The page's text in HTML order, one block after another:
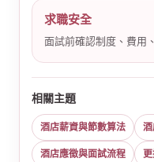
求職安全
面試前確認制度、費用
相關主題
酒店薪資與節數算法
酒店應徵與面試流程